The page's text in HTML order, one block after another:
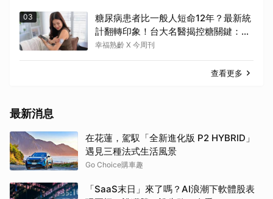
03
糖尿病患者比一般人短命12年？最新統
計翻轉印象！台大名醫揭控糖關鍵：與
糖尿病為友、天長地久
幸福熟齡 X 今周刊
查看更多
最新消息
在花蓮，駕馭「全新進化版 P2 HYBRID」
遇見三種法式生活風景
Go Choice購車趣
「SaaS末日」來了嗎？AI浪潮下軟體股表